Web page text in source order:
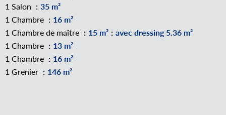
1 Salon
35 m²
1 Chambre
16 m²
1 Chambre de maître
15 m²
avec dressing 5.36 m²
1 Chambre
13 m²
1 Chambre
16 m²
1 Grenier
146 m²